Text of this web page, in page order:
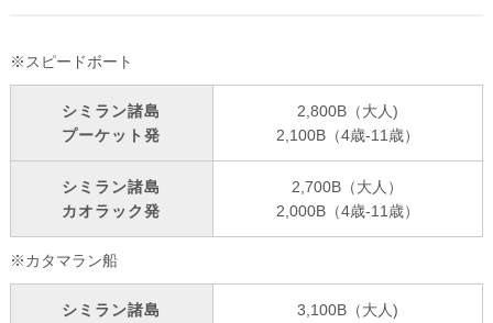
※スピードボート
シミラン諸島
プーケット発
2,800B（大人)
2,100B（4歳-11歳）
シミラン諸島
カオラック発
2,700B（大人）
2,000B（4歳-11歳）
※カタマラン船
シミラン諸島
3,100B（大人)